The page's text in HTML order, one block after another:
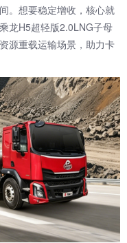
。想要稳定增收，核心就
乘龙H5超轻版2.0LNG子母
源重载运输场景，助力卡